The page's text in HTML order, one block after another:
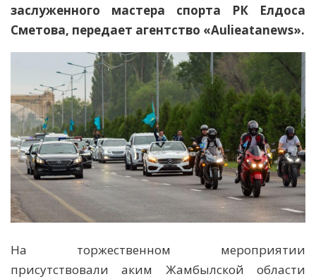
заслуженного мастера спорта РК Елдоса
Сметова, передает агентство «Aulieаtanews».
На торжественном мероприятии
присутствовали аким Жамбылской области